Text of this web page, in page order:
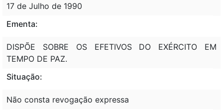
17 de Julho de 1990
Ementa:
DISPÕE SOBRE OS EFETIVOS DO EXÉRCITO EM
TEMPO DE PAZ.
Situação:
Não consta revogação expressa